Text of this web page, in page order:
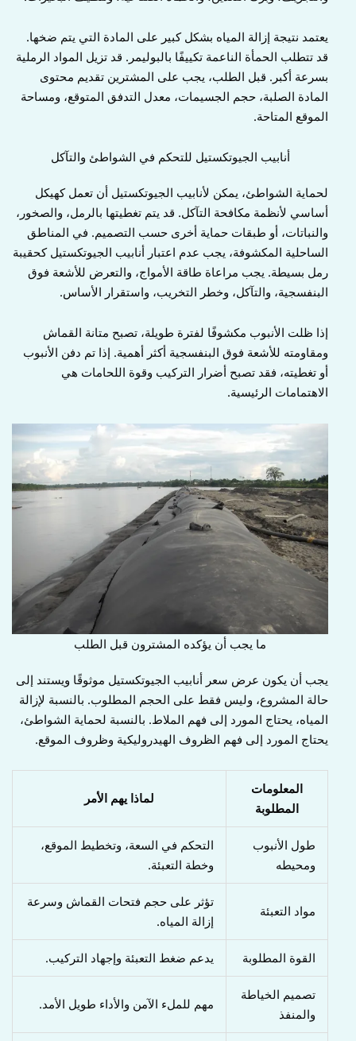
يعتمد نتيجة إزالة المياه بشكل كبير على المادة التي يتم ضخها.
قد تتطلب الحمأة الناعمة تكييفًا بالبوليمر. قد تزيل المواد الرملية
بسرعة أكبر. قبل الطلب، يجب على المشترين تقديم محتوى
المادة الصلبة، حجم الجسيمات، معدل التدفق المتوقع، ومساحة
الموقع المتاحة.
أنابيب الجيوتكستيل للتحكم في الشواطئ والتآكل
لحماية الشواطئ، يمكن لأنابيب الجيوتكستيل أن تعمل كهيكل
أساسي لأنظمة مكافحة التآكل. قد يتم تغطيتها بالرمل، والصخور،
والنباتات، أو طبقات حماية أخرى حسب التصميم. في المناطق
الساحلية المكشوفة، يجب عدم اعتبار أنابيب الجيوتكستيل كحقيبة
رمل بسيطة. يجب مراعاة طاقة الأمواج، والتعرض للأشعة فوق
البنفسجية، والتآكل، وخطر التخريب، واستقرار الأساس.
إذا ظلت الأنبوب مكشوفًا لفترة طويلة، تصبح متانة القماش
ومقاومته للأشعة فوق البنفسجية أكثر أهمية. إذا تم دفن الأنبوب
أو تغطيته، فقد تصبح أضرار التركيب وقوة اللحامات هي
الاهتمامات الرئيسية.
ما يجب أن يؤكده المشترون قبل الطلب
يجب أن يكون عرض سعر أنابيب الجيوتكستيل موثوقًا ويستند إلى
حالة المشروع، وليس فقط على الحجم المطلوب. بالنسبة لإزالة
المياه، يحتاج المورد إلى فهم الملاط. بالنسبة لحماية الشواطئ،
يحتاج المورد إلى فهم الظروف الهيدروليكية وظروف الموقع.
المعلومات
المطلوبة
لماذا يهم الأمر
طول الأنبوب
ومحيطه
التحكم في السعة، وتخطيط الموقع،
وخطة التعبئة.
مواد التعبئة
تؤثر على حجم فتحات القماش وسرعة
إزالة المياه.
القوة المطلوبة يدعم ضغط التعبئة وإجهاد التركيب.
تصميم الخياطة
والمنفذ
مهم للملء الآمن والأداء طويل الأمد.